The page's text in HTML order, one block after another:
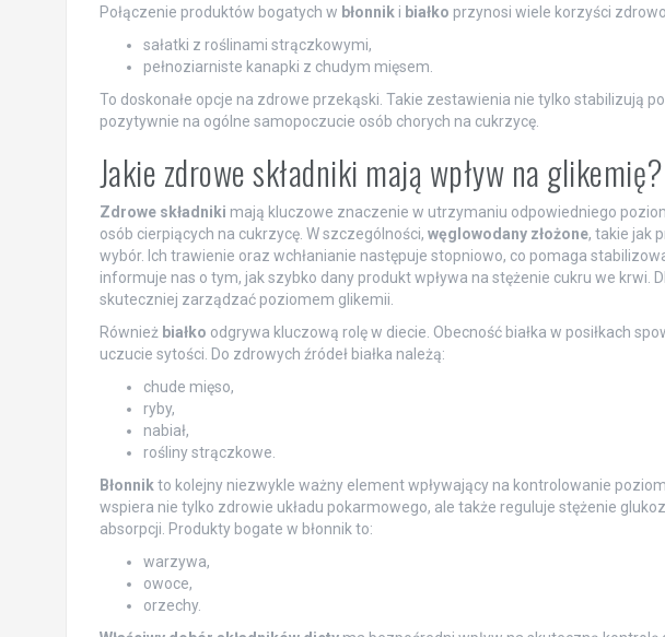
Połączenie produktów bogatych w błonniki białko przynosi wiele korzyści
sałatki z roślinami strączkowymi,
pełnoziarniste kanapki z chudym mięsem.
To doskonałe opcje na zdrowe przekąski. Takie zestawienia nie tylko stabilizują
pozytywnie na ogólne samopoczucie osób chorych na cukrzycę.
Jakie zdrowe składniki mają wpływ na glikemię?
Zdrowe składniki mają kluczowe znaczenie w utrzymaniu odpowiedniego
osób cierpiących na cukrzycę. W szczególności, węglowodany złożone, takie jak
wybór. Ich trawienie oraz wchłanianie następuje stopniowo, co pomaga
informuje nas o tym, jak szybko dany produkt wpływa na stężenie cukru we krwi.
skuteczniej zarządzać poziomem glikemii.
Również białko odgrywa kluczową rolę w diecie. Obecność białka w posiłkach
uczucie sytości. Do zdrowych źródeł białka należą:
chude mięso,
ryby,
nabiał,
rośliny strączkowe.
Błonnikto kolejny niezwykle ważny element wpływający na kontrolowanie
wspiera nie tylko zdrowie układu pokarmowego, ale także reguluje stężenie
absorpcji. Produkty bogate w błonnik to:
warzywa,
owoce,
orzechy.